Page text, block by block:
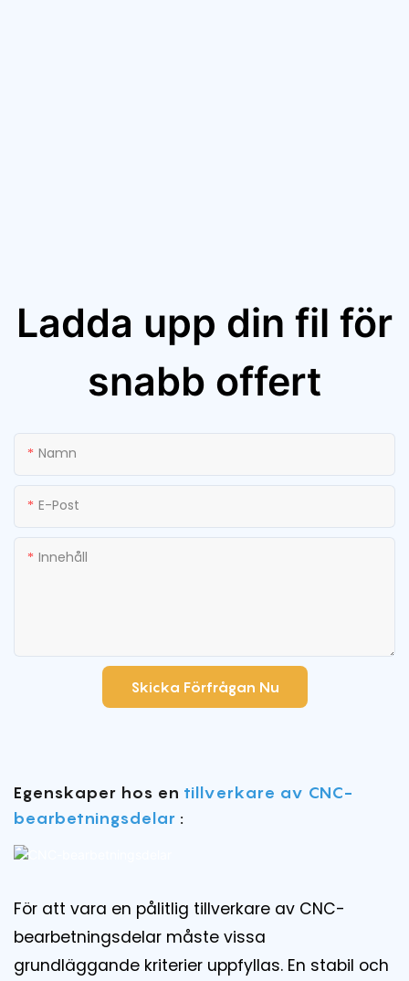
Ladda upp din fil för
snabb offert
Namn
E-Post
Innehåll
Skicka Förfrågan Nu
Egenskaper hos en tillverkare av CNC-
bearbetningsdelar :
För att vara en pålitlig tillverkare av CNC-
bearbetningsdelar måste vissa
grundläggande kriterier uppfyllas. En stabil och